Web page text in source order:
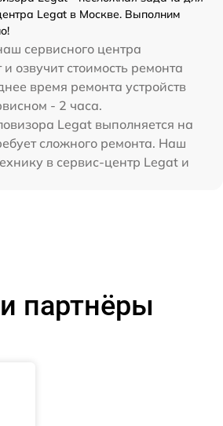
Legat в Москве. Выполним
сервисного центра
озвучит стоимость ремонта
время ремонта устройств
- 2 часа.
Legat выполняется на
сложного ремонта. Наш
в сервис-центр Legat и
партнёры